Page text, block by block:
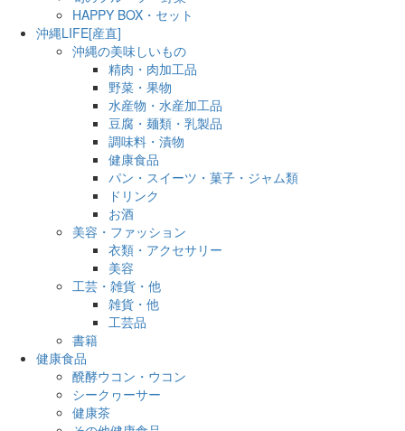
HAPPY BOX・セット
沖縄LIFE[産直]
沖縄の美味しいもの
精肉・肉加工品
野菜・果物
水産物・水産加工品
豆腐・麺類・乳製品
調味料・漬物
健康食品
パン・スイーツ・菓子・ジャム類
ドリンク
お酒
美容・ファッション
衣類・アクセサリー
美容
工芸・雑貨・他
雑貨・他
工芸品
書籍
健康食品
醗酵ウコン・ウコン
シークヮーサー
健康茶